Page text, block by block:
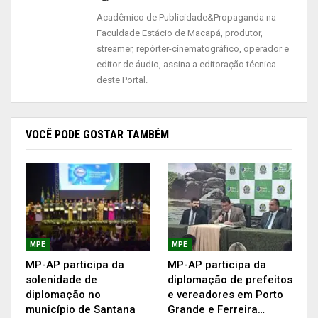
justiça e com representatividade nas questões de
gênero participaram do momento junto com o
procurador-geral Paulo Celso Ramos e membros
do MP-AP. “O Ministério Público do Amapá
com a Comissão e os órgãos parceiros, para que
o workshop atenda as expectativas e que
apresente resultados esperados”, afirmou o PGJ
Paulo Celso Ramos.
Acadêmico de Publicidade&Propaganda na
Faculdade Estácio de Macapá, produtor,
streamer, repórter-cinematográfico, operador e
editor de áudio, assina a editoração técnica
deste Portal.
VOCÊ PODE GOSTAR TAMBÉM
MPE
MP-AP participa da
solenidade de
diplomação no
município de Santana
MPE
MP-AP participa da
diplomação de prefeitos
e vereadores em Porto
Grande e Ferreira…